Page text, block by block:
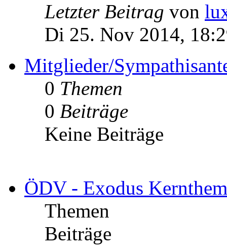
Letzter Beitrag von
Di 25. Nov 2014,
Mitglieder/
0 Themen
0 Beiträge
Keine Beiträge
ÖDV - Exodus
Themen
Beiträge